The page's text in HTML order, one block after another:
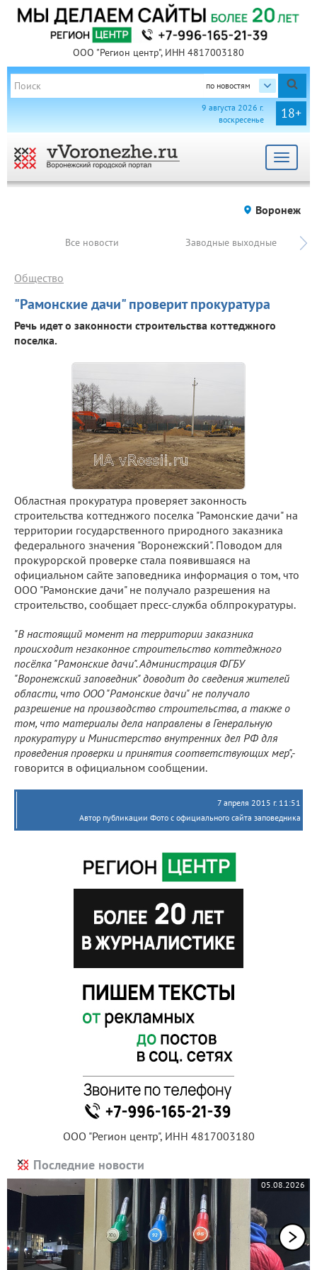
ООО "Регион центр", ИНН 4817003180
по новостям
18+
9 августа 2026 г.
воскресенье
Toggle
Воронеж
Все новости Заводные выходные
"Рамонские дачи" проверит прокуратура
Общество
Речь идет о законности строительства коттеджного
поселка.
Областная прокуратура проверяет законность
строительства коттеднжого поселка "Рамонские дачи" на
территории государственного природного заказника
федерального значения "Воронежский". Поводом для
прокурорской проверке стала появившаяся на
официальном сайте заповедника информация о том, что
ООО "Рамонские дачи" не получало разрешения на
строительство, сообщает пресс-служба облпрокуратуры.
"В настоящий момент на территории заказника
происходит незаконное строительство коттеджного
посёлка "Рамонские дачи". Администрация ФГБУ
"Воронежский заповедник" доводит до сведения жителей
области, что ООО "Рамонские дачи" не получало
разрешение на производство строительства, а также о
том, что материалы дела направлены в Генеральную
прокуратуру и Министерство внутренних дел РФ для
проведения проверки и принятия соответствующих мер",-
говорится в официальном сообщении.
7 апреля 2015 г. 11:51
Автор публикации Фото с официального сайта заповедника
ООО "Регион центр", ИНН 4817003180
Последние новости
05.08.2026